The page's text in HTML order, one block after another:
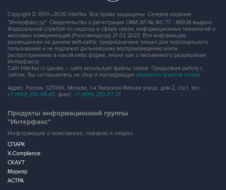
Copyright © 1991—2026 Interfax. Все права защищены. Сетевое издание
"Интерфакс.ру". Свидетельство о регистрации СМИ ЭЛ № ФС 77 - 84928 выдано
Федеральной службой по надзору в сфере связи, информационных технологий и
массовых коммуникаций (Роскомнадзор) 21.03.2023. Вся информация,
размещенная на данном веб-сайте, предназначена только для персонального
пользования и не подлежит дальнейшему воспроизведению и/или
распространению в какой-либо форме, иначе как с письменного разрешения
Интерфакса.
Сайт Interfax.ru (далее – сайт) использует файлы cookie. Продолжая работу с
сайтом, Вы соглашаетесь на сбор и последующую обработку файлов cookie.
Адрес: Россия, 127006, Москва, 1-я Тверская-Ямская улица, дом 2, стр.1, тел.:
+7 (499) 250-98-40, факс: +7 (499) 250-97-27
Продукты информационной группы
"Интерфакс"
Информация о компаниях, товарах и людях
СПАРК
X-Compliance
СКАУТ
Маркер
АСТРА